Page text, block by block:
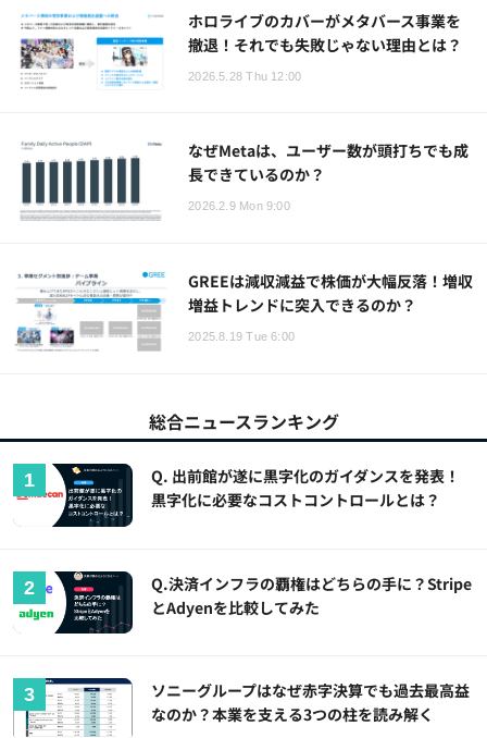
ホロライブのカバーがメタバース事業を
撤退！それでも失敗じゃない理由とは？
2026.5.28 Thu 12:00
なぜMetaは、ユーザー数が頭打ちでも成
長できているのか？
2026.2.9 Mon 9:00
GREEは減収減益で株価が大幅反落！増収
増益トレンドに突入できるのか？
2025.8.19 Tue 6:00
総合ニュースランキング
Q. 出前館が遂に黒字化のガイダンスを発表！
黒字化に必要なコストコントロールとは？
Q.決済インフラの覇権はどちらの手に？Stripe
とAdyenを比較してみた
ソニーグループはなぜ赤字決算でも過去最高益
なのか？本業を支える3つの柱を読み解く